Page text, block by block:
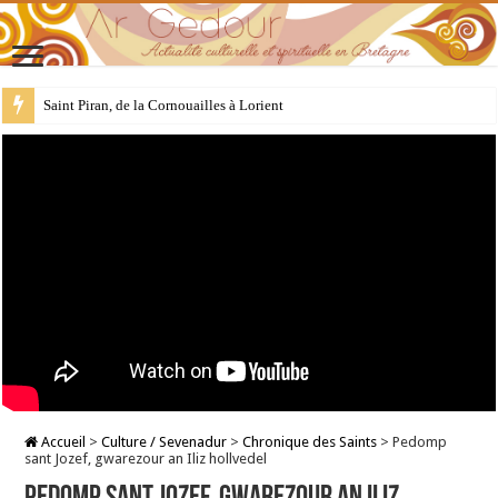
28 juillet : Saint Samson de Dol, père de la Bretagne chrétienne
Accueil > Culture / Sevenadur > Chronique des Saints > Pedomp
sant Jozef, gwarezour an Iliz hollvedel